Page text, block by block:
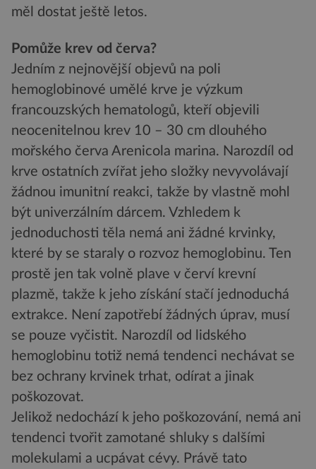
měl dostat ještě letos.
Pomůže krev od červa?
Jedním z nejnovější objevů na poli
hemoglobinové umělé krve je výzkum
francouzských hematologů, kteří objevili
neocenitelnou krev 10 – 30 cm dlouhého
mořského červa Arenicola marina. Narozdíl od
krve ostatních zvířat jeho složky nevyvolávají
žádnou imunitní reakci, takže by vlastně mohl
být univerzálním dárcem. Vzhledem k
jednoduchosti těla nemá ani žádné krvinky,
které by se staraly o rozvoz hemoglobinu. Ten
prostě jen tak volně plave v červí krevní
plazmě, takže k jeho získání stačí jednoduchá
extrakce. Není zapotřebí žádných úprav, musí
se pouze vyčistit. Narozdíl od lidského
hemoglobinu totiž nemá tendenci nechávat se
bez ochrany krvinek trhat, odírat a jinak
poškozovat.
Jelikož nedochází k jeho poškozování, nemá ani
tendenci tvořit zamotané shluky s dalšími
molekulami a ucpávat cévy. Právě tato